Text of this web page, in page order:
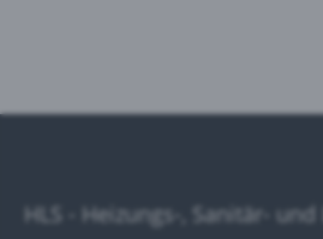
HLS - Heizungs-, Sanitär-